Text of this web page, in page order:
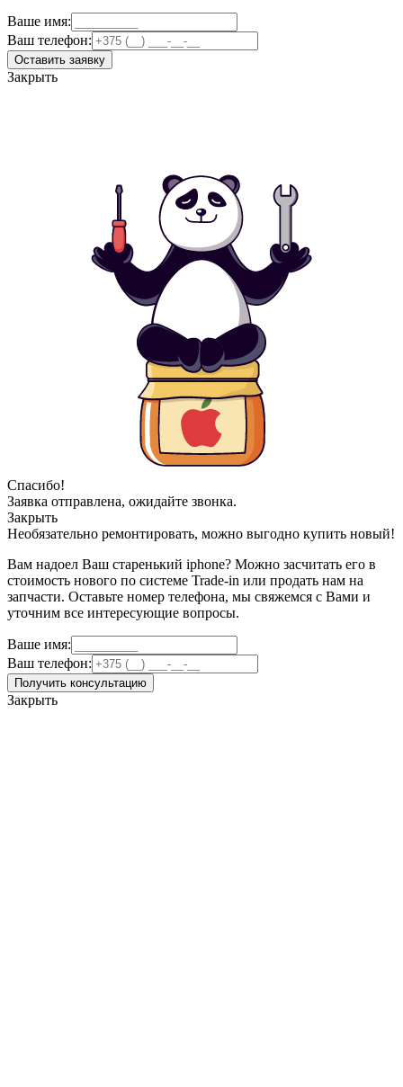
Ваше имя:
Ваш телефон:
Оставить заявку
Закрыть
Спасибо!
Заявка отправлена, ожидайте звонка.
Закрыть
Необязательно ремонтировать, можно выгодно купить новый!
Вам надоел Ваш старенький iphone? Можно засчитать его в
стоимость нового по системе Trade-in или продать нам на
запчасти. Оставьте номер телефона, мы свяжемся с Вами и
уточним все интересующие вопросы.
Ваше имя:
Ваш телефон:
Получить консультацию
Закрыть